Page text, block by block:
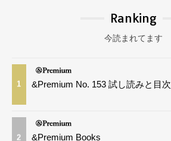
Ranking
今読まれてます
1 &Premium No. 153 試し読みと目次
2 &Premium Books